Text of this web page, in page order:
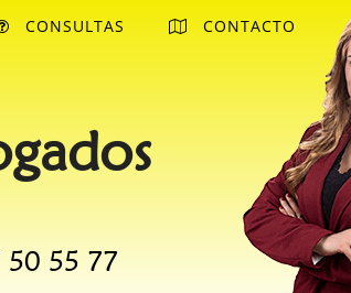
50 55 77
CONSULTAS CONTACTO